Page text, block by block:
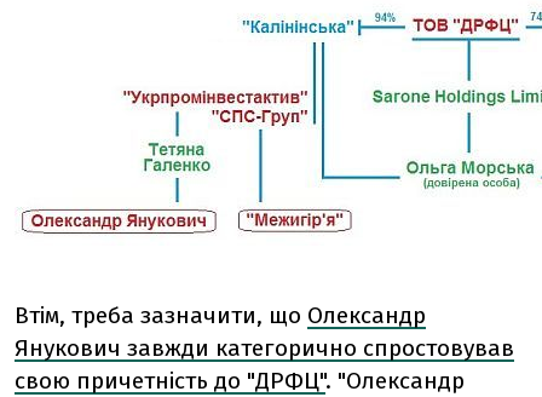
Втім, треба зазначити, що Олександр
Янукович завжди категорично спростовував
свою причетність до "ДРФЦ". "Олександр